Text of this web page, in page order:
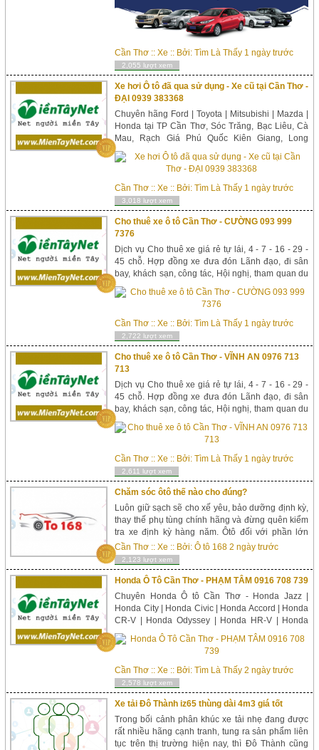
Volvo c&ugrav...
Cần Thơ ::Xe :: Bởi:Tìm Là Thấy 1 ngày trước
2,055 lượt xem
Xe hơi Ô tô đã qua sử dụng - Xe cũ tại Cần Thơ -
ĐẠI 0939 383368
Chuyên hãng Ford | Toyota | Mitsubishi | Mazda |
Honda tại TP Cần Thơ, Sóc Trăng, Bạc Liêu, Cà
Mau, Rạch Giá Phú Quốc Kiên Giang, Long
Xuyên An Giang, Vị Thanh Hậu Giang, Bến Tre,
Trà Vinh, Tân An Long An, Vĩnh Long, Sa Đéc Cao
Cần Thơ ::Xe :: Bởi:Tìm Là Thấy 1 ngày trước
3,018 lượt xem
Cho thuê xe ô tô Cần Thơ - CƯỜNG 093 999
7376
Dịch vụ Cho thuê xe giá rẻ tự lái, 4 - 7 - 16 - 29 -
45 chỗ. Hợp đồng xe đưa đón Lãnh đạo, đi sân
bay, khách sạn, công tác, Hội nghị, tham quan du
lịch Cần Thơ đi Miền Tây - Sóc Trăng, Bạc Liêu,
Cà Mau, Rạch Giá Phú Quốc...
Cần Thơ ::Xe :: Bởi:Tìm Là Thấy 1 ngày trước
2,722 lượt xem
Cho thuê xe ô tô Cần Thơ - VĨNH AN 0976 713
713
Dịch vụ Cho thuê xe giá rẻ tự lái, 4 - 7 - 16 - 29 -
45 chỗ. Hợp đồng xe đưa đón Lãnh đạo, đi sân
bay, khách sạn, công tác, Hội nghị, tham quan du
lịch Cần Thơ đi Miền Tây - Sóc Trăng, Bạc Liêu,
Cà Mau, Rạch Giá Phú Quốc...
Cần Thơ ::Xe :: Bởi:Tìm Là Thấy 1 ngày trước
2,611 lượt xem
Chăm sóc ôtô thế nào cho đúng?
Luôn giữ sạch sẽ cho xế yêu, bảo dưỡng định kỳ,
thay thế phụ tùng chính hãng và đừng quên kiểm
tra xe định kỳ hàng năm. Ôtô đối với phần lớn
người dân Việt Nam không chỉ là một tài sản có
giá trị lớn, một loại phươ...
Cần Thơ ::Xe :: Bởi:Ô tô 168 2 ngày trước
2,123 lượt xem
Honda Ô Tô Cần Thơ - PHẠM TÂM 0916 708 739
Chuyên Honda Ô tô Cần Thơ - Honda Jazz |
Honda City | Honda Civic | Honda Accord | Honda
CR-V | Honda Odyssey | Honda HR-V | Honda
Brio tại TP Cần Thơ, Sóc Trăng, Bạc Liêu, Cà
Mau, Rạch Giá Phú Quốc Kiên Giang, Long
Xuyên An Giang, Vị Thanh Hậu Giang, Bến ...
Cần Thơ ::Xe :: Bởi:Tìm Là Thấy 2 ngày trước
2,578 lượt xem
Xe tải Đô Thành iz65 thùng dài 4m3 giá tốt
Trong bối cảnh phân khúc xe tải nhẹ đang được
rất nhiều hãng cạnh tranh, tung ra sản phẩm liên
tục trên thị trường hiện nay, thì Đô Thành cũng